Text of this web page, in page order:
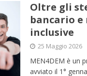
Oltre gli
bancario
inclusive
25 Maggio 2026
MEN4DEM è un
avviato il 1°